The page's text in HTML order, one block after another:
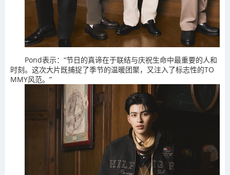
Pond表示：“节日的真谛在于联结与庆祝生命中最重要的人和
时刻。这次大片既捕捉了季节的温暖团聚，又注入了标志性的TO
MMY风范。”